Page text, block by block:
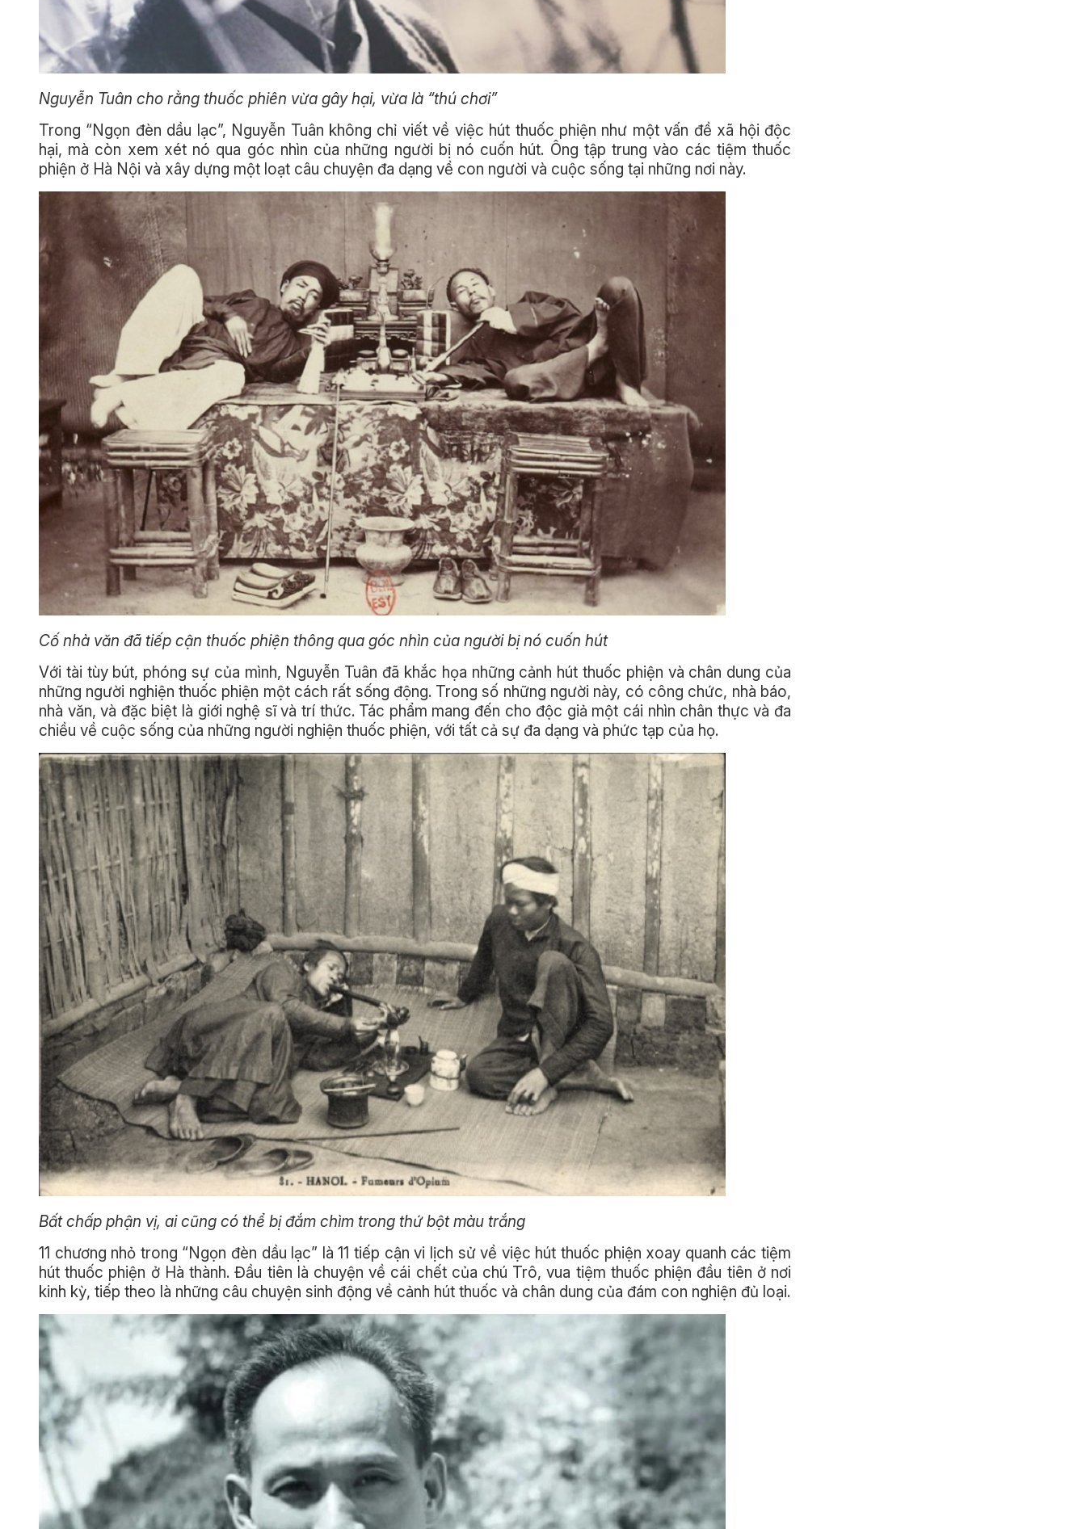
Nguyễn Tuân cho rằng thuốc phiên vừa gây hại, vừa là “thú chơi”
Trong “Ngọn đèn dầu lạc”, Nguyễn Tuân không chỉ viết về việc hút thuốc phiện như một vấn đề xã hội độc
hại, mà còn xem xét nó qua góc nhìn của những người bị nó cuốn hút. Ông tập trung vào các tiệm thuốc
phiện ở Hà Nội và xây dựng một loạt câu chuyện đa dạng về con người và cuộc sống tại những nơi này.
Cố nhà văn đã tiếp cận thuốc phiện thông qua góc nhìn của người bị nó cuốn hút
Với tài tùy bút, phóng sự của mình, Nguyễn Tuân đã khắc họa những cảnh hút thuốc phiện và chân dung của
những người nghiện thuốc phiện một cách rất sống động. Trong số những người này, có công chức, nhà báo,
nhà văn, và đặc biệt là giới nghệ sĩ và trí thức. Tác phẩm mang đến cho độc giả một cái nhìn chân thực và đa
chiều về cuộc sống của những người nghiện thuốc phiện, với tất cả sự đa dạng và phức tạp của họ.
Bất chấp phận vị, ai cũng có thể bị đắm chìm trong thứ bột màu trắng
11 chương nhỏ trong “Ngọn đèn dầu lạc” là 11 tiếp cận vi lịch sử về việc hút thuốc phiện xoay quanh các tiệm
hút thuốc phiện ở Hà thành. Đầu tiên là chuyện về cái chết của chú Trô, vua tiệm thuốc phiện đầu tiên ở nơi
kinh kỳ, tiếp theo là những câu chuyện sinh động về cảnh hút thuốc và chân dung của đám con nghiện đủ loại.